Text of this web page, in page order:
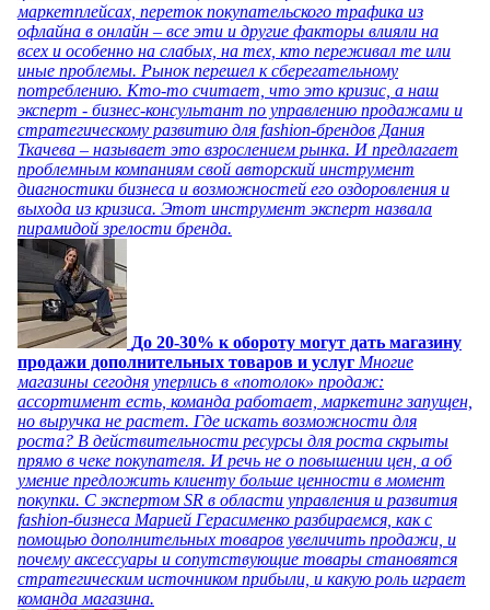
маркетплейсах, переток покупательского трафика из
офлайна в онлайн – все эти и другие факторы влияли на
всех и особенно на слабых, на тех, кто переживал те или
иные проблемы. Рынок перешел к сберегательному
потреблению. Кто-то считает, что это кризис, а наш
эксперт - бизнес-консультант по управлению продажами и
стратегическому развитию для fashion-брендов Дания
Ткачева – называет это взрослением рынка. И предлагает
проблемным компаниям свой авторский инструмент
диагностики бизнеса и возможностей его оздоровления и
выхода из кризиса. Этот инструмент эксперт назвала
пирамидой зрелости бренда.
До 20-30% к обороту могут дать магазину
продажи дополнительных товаров и услуг Многие
магазины сегодня уперлись в «потолок» продаж:
ассортимент есть, команда работает, маркетинг запущен,
но выручка не растет. Где искать возможности для
роста? В действительности ресурсы для роста скрыты
прямо в чеке покупателя. И речь не о повышении цен, а об
умение предложить клиенту больше ценности в момент
покупки. С экспертом SR в области управления и развития
fashion-бизнеса Марией Герасименко разбираемся, как с
помощью дополнительных товаров увеличить продажи, и
почему аксессуары и сопутствующие товары становятся
стратегическим источником прибыли, и какую роль играет
команда магазина.